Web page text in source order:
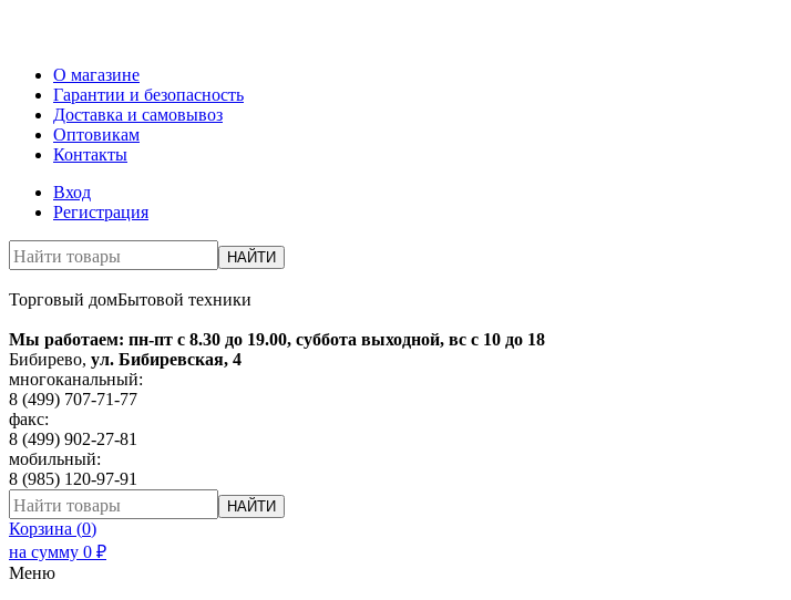
О магазине
Гарантии и безопасность
Доставка и самовывоз
Оптовикам
Контакты
Вход
Регистрация
НАЙТИ
Торговый домБытовой техники
Мы работаем: пн-пт с 8.30 до 19.00, суббота выходной, вс с 10 до 18
Бибирево, ул. Бибиревская, 4
многоканальный:
8 (499) 707-71-77
факс:
8 (499) 902-27-81
мобильный:
8 (985) 120-97-91
НАЙТИ
Корзина (0)
на сумму 0 ₽
Меню